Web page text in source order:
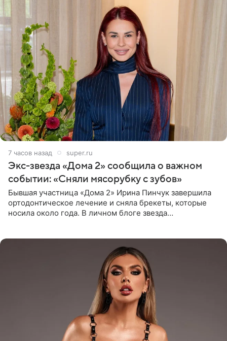
7 часов назад super.ru
Экс-звезда «Дома 2» сообщила о важном
событии: «Сняли мясорубку с зубов»
Бывшая участница «Дома 2» Ирина Пинчук завершила
ортодонтическое лечение и сняла брекеты, которые
носила около года. В личном блоге звезда